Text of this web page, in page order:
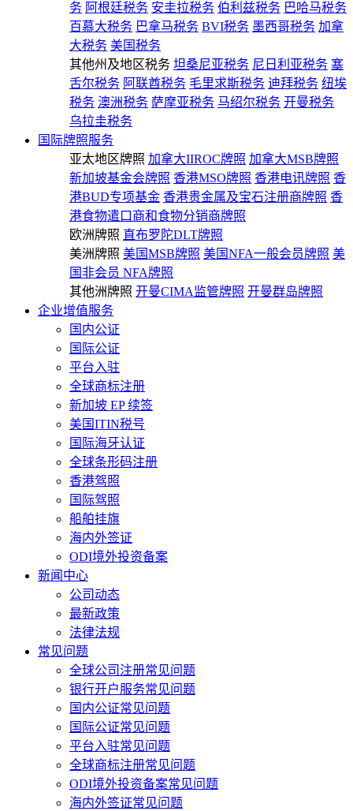
务 阿根廷税务 安圭拉税务 伯利兹税务 巴哈马税务
百慕大税务 巴拿马税务 BVI税务 墨西哥税务 加拿
大税务 美国税务
其他州及地区税务 坦桑尼亚税务 尼日利亚税务 塞
舌尔税务 阿联酋税务 毛里求斯税务 迪拜税务 纽埃
税务 澳洲税务 萨摩亚税务 马绍尔税务 开曼税务
乌拉圭税务
国际牌照服务
亚太地区牌照 加拿大IIROC牌照 加拿大MSB牌照
新加坡基金会牌照 香港MSO牌照 香港电讯牌照 香
港BUD专项基金 香港贵金属及宝石注册商牌照 香
港食物遣口商和食物分销商牌照
欧洲牌照 直布罗陀DLT牌照
美洲牌照 美国MSB牌照 美国NFA一般会员牌照 美
国非会员 NFA牌照
其他洲牌照 开曼CIMA监管牌照 开曼群岛牌照
企业增值服务
国内公证
国际公证
平台入驻
全球商标注册
新加坡 EP 续签
美国ITIN税号
国际海牙认证
全球条形码注册
香港驾照
国际驾照
船舶挂旗
海内外签证
ODI境外投资备案
新闻中心
公司动态
最新政策
法律法规
常见问题
全球公司注册常见问题
银行开户服务常见问题
国内公证常见问题
国际公证常见问题
平台入驻常见问题
全球商标注册常见问题
ODI境外投资备案常见问题
海内外签证常见问题